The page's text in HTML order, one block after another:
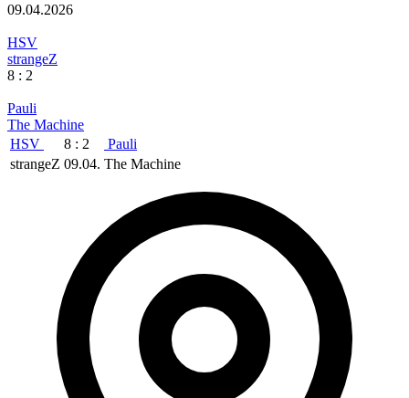
09.04.2026
HSV
strangeZ
8 : 2
Pauli
The Machine
HSV
8 : 2
Pauli
strangeZ 09.04. The Machine